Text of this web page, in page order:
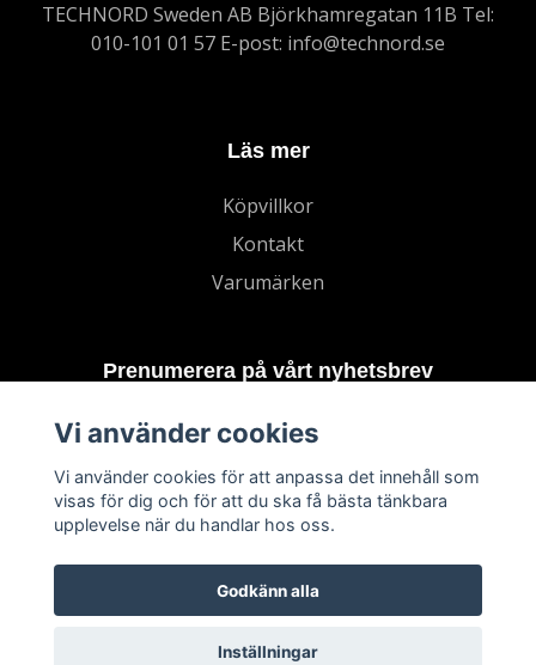
TECHNORD Sweden AB Björkhamregatan 11B Tel:
010-101 01 57 E-post: info@technord.se
Läs mer
Köpvillkor
Kontakt
Varumärken
Prenumerera på vårt nyhetsbrev
Vi använder cookies
Vi använder cookies för att anpassa det innehåll som
visas för dig och för att du ska få bästa tänkbara
upplevelse när du handlar hos oss.
Godkänn alla
Inställningar